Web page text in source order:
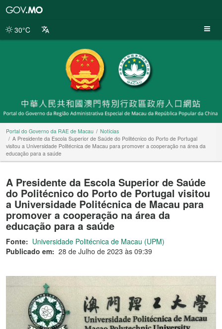
da
30°C
Portal do Governo da RAE de Macau
Notícias
A Presidente da Escola Superior de Saúde do Politécnico do Porto de Portugal
visitou a Universidade Politécnica de Macau para promover a cooperação na área da
educação para a saúde
A Presidente da Escola Superior de Saúde
do Politécnico do Porto de Portugal visitou
a Universidade Politécnica de Macau para
promover a cooperação na área da
educação para a saúde
Fonte: Universidade Politécnica de Macau (UPM)
Publicado em: 28 de Julho de 2023 às 09:39